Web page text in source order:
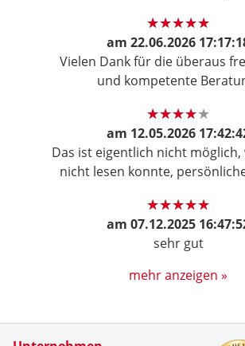
am 22.06.2026
Vielen Dank für die überaus
und kompetente
am 12.05.2026
Das ist eigentlich nicht möglich,
nicht lesen konnte,
am 07.12.2025
sehr gut
mehr anzeigen »
Zertifikate